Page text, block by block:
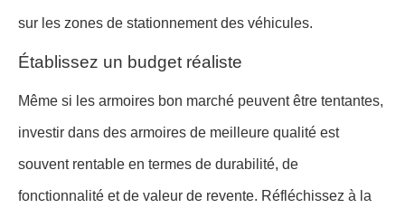
sur les zones de stationnement des véhicules.
Établissez un budget réaliste
Même si les armoires bon marché peuvent être tentantes,
investir dans des armoires de meilleure qualité est
souvent rentable en termes de durabilité, de
fonctionnalité et de valeur de revente. Réfléchissez à la